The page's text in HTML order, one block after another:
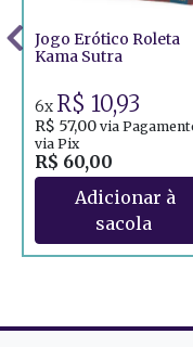
Jogo Erótico Roleta
Kama Sutra
R$ 60,00
6x R$ 10,93
R$ 57,00 via
via Pix